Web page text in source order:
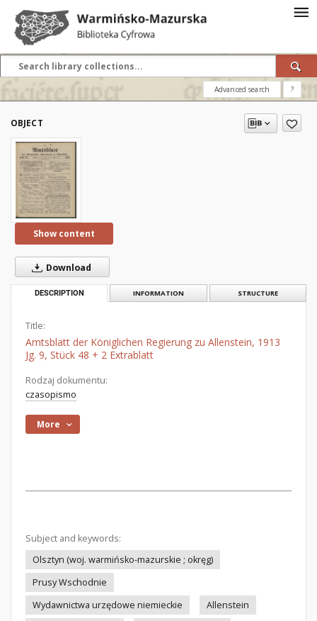
Advanced search ?
OBJECT
Show content
Download
DESCRIPTION INFORMATION STRUCTURE
Title:
Amtsblatt der Königlichen Regierung zu Allenstein, 1913
Jg. 9, Stück 48 + 2 Extrablatt
Rodzaj dokumentu:
czasopismo
More
Subject and keywords:
Olsztyn (woj. warmińsko-mazurskie ; okręg)
Prusy Wschodnie
Wydawnictwa urzędowe niemieckie
Allenstein